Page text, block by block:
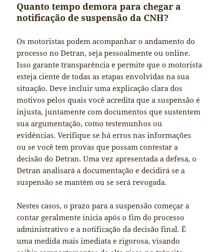
Quanto tempo demora para chegar a
notificação de suspensão da CNH?
Os motoristas podem acompanhar o andamento do
processo no Detran, seja pessoalmente ou online.
Isso garante transparência e permite que o motorista
esteja ciente de todas as etapas envolvidas na sua
situação. Deve incluir uma explicação clara dos
motivos pelos quais você acredita que a suspensão é
injusta, juntamente com documentos que sustentem
sua argumentação, como testemunhos ou
evidências. Verifique se há erros nas informações
ou se você tem provas que possam contestar a
decisão do Detran. Uma vez apresentada a defesa, o
Detran analisará a documentação e decidirá se a
suspensão se mantém ou se será revogada.
Nestes casos, o prazo para a suspensão começar a
contar geralmente inicia após o fim do processo
administrativo e a notificação da decisão final. É
uma medida mais imediata e rigorosa, visando